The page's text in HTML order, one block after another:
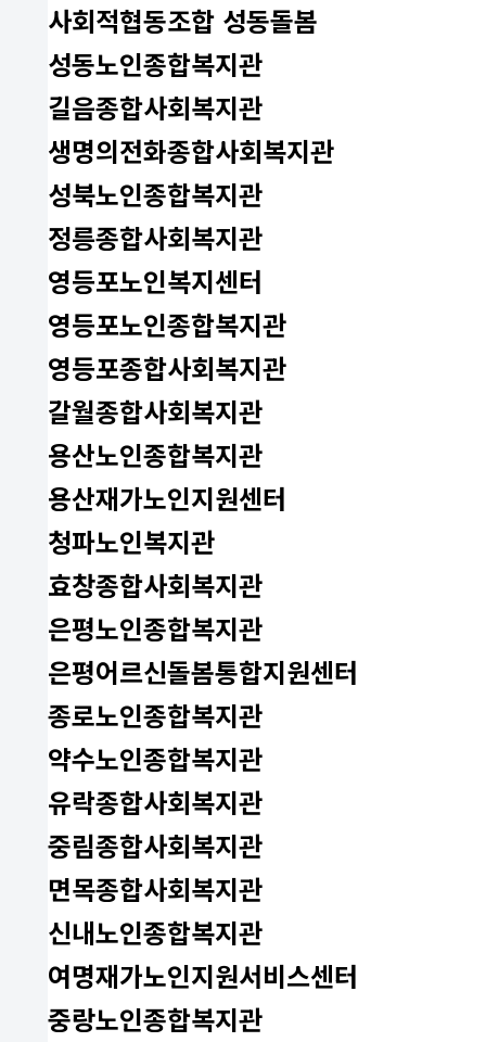
사회적협동조합 성동돌봄
성동노인종합복지관
길음종합사회복지관
생명의전화종합사회복지관
성북노인종합복지관
정릉종합사회복지관
영등포노인복지센터
영등포노인종합복지관
영등포종합사회복지관
갈월종합사회복지관
용산노인종합복지관
용산재가노인지원센터
청파노인복지관
효창종합사회복지관
은평노인종합복지관
은평어르신돌봄통합지원센터
종로노인종합복지관
약수노인종합복지관
유락종합사회복지관
중림종합사회복지관
면목종합사회복지관
신내노인종합복지관
여명재가노인지원서비스센터
중랑노인종합복지관